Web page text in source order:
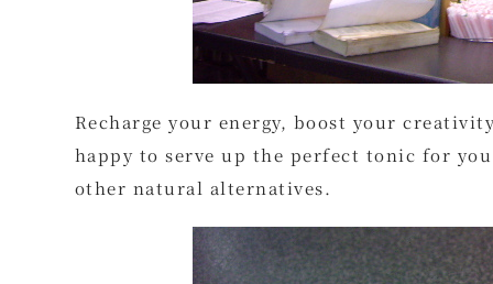
Recharge your energy, boost your
happy to serve up the perfect tonic for
other natural alternatives.